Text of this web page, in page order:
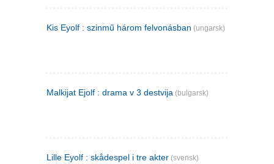
Kis Eyolf : szinmű három felvonásban (ungarsk)
Malkijat Ejolf : drama v 3 destvija (bulgarsk)
Lille Eyolf : skådespel i tre akter (svensk)